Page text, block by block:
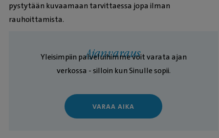
pystytään kuvaamaan tarvittaessa jopa ilman
rauhoittamista.
Ajanvaraus
Yleisimpiin palveluihimme voit varata ajan
verkossa - silloin kun Sinulle sopii.
VARAA AIKA